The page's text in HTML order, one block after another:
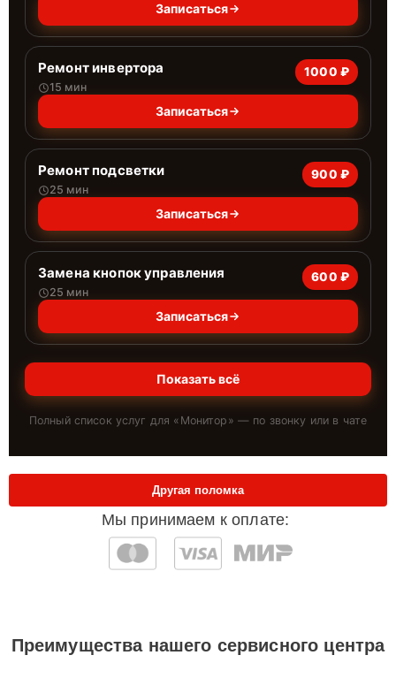
Записаться
Ремонт инвертора
15 мин
1000 ₽
Записаться
Ремонт подсветки
25 мин
900 ₽
Записаться
Замена кнопок управления
25 мин
600 ₽
Записаться
Показать всё
Полный список услуг для « Монитор » — по звонку или в чате
Мы принимаем к оплате:
Другая поломка
Преимущества нашего сервисного центра